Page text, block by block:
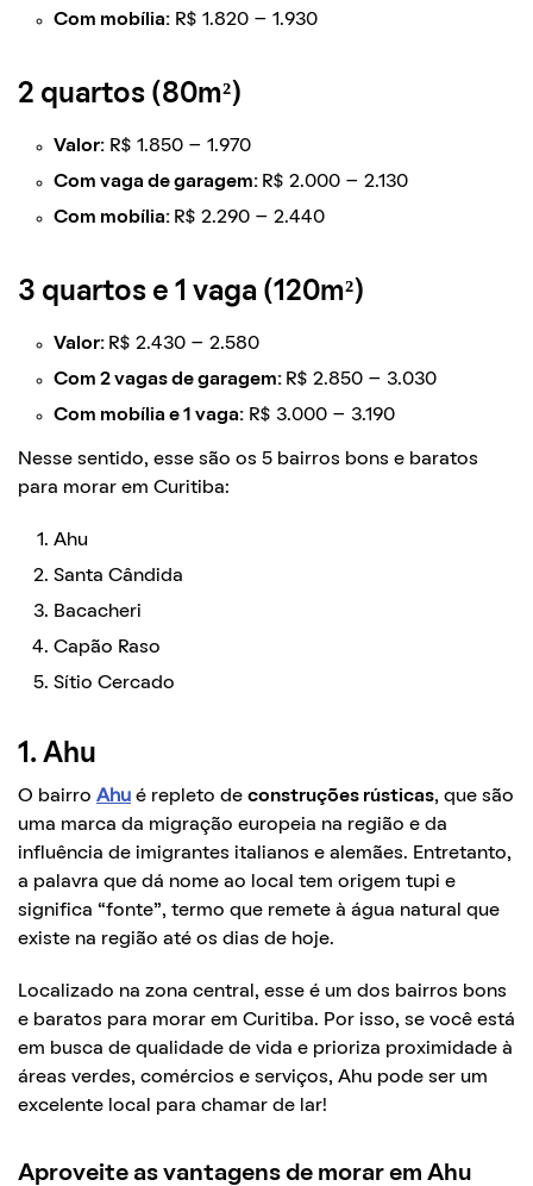
Com mobília: R$ 1.820 – 1.930
2 quartos (80m²)
Valor: R$ 1.850 – 1.970
Com vaga de garagem: R$ 2.000 – 2.130
Com mobília: R$ 2.290 – 2.440
3 quartos e 1 vaga (120m²)
Valor: R$ 2.430 – 2.580
Com 2 vagas de garagem: R$ 2.850 – 3.030
Com mobília e 1 vaga: R$ 3.000 – 3.190
Nesse sentido, esse são os 5 bairros bons e baratos
para morar em Curitiba:
Ahu
Santa Cândida
Bacacheri
Capão Raso
Sítio Cercado
1. Ahu
O bairro Ahu é repleto de construções rústicas, que são
uma marca da migração europeia na região e da
influência de imigrantes italianos e alemães. Entretanto,
a palavra que dá nome ao local tem origem tupi e
significa “fonte”, termo que remete à água natural que
existe na região até os dias de hoje.
Localizado na zona central, esse é um dos bairros bons
e baratos para morar em Curitiba. Por isso, se você está
em busca de qualidade de vida e prioriza proximidade à
áreas verdes, comércios e serviços, Ahu pode ser um
excelente local para chamar de lar!
Aproveite as vantagens de morar em Ahu